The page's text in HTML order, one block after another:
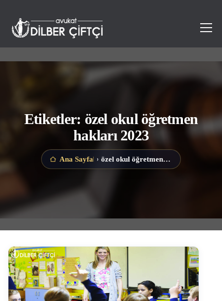
Etiketler: özel okul öğretmen
hakları 2023
Ana Sayfa › özel okul öğretmen hakları 2023